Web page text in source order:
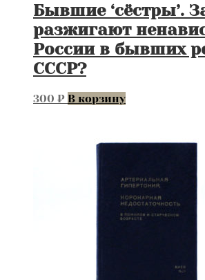
Бывшие ‘сёстры’.
разжигают
России в бывших
СССР?
300 ₽ В корзину